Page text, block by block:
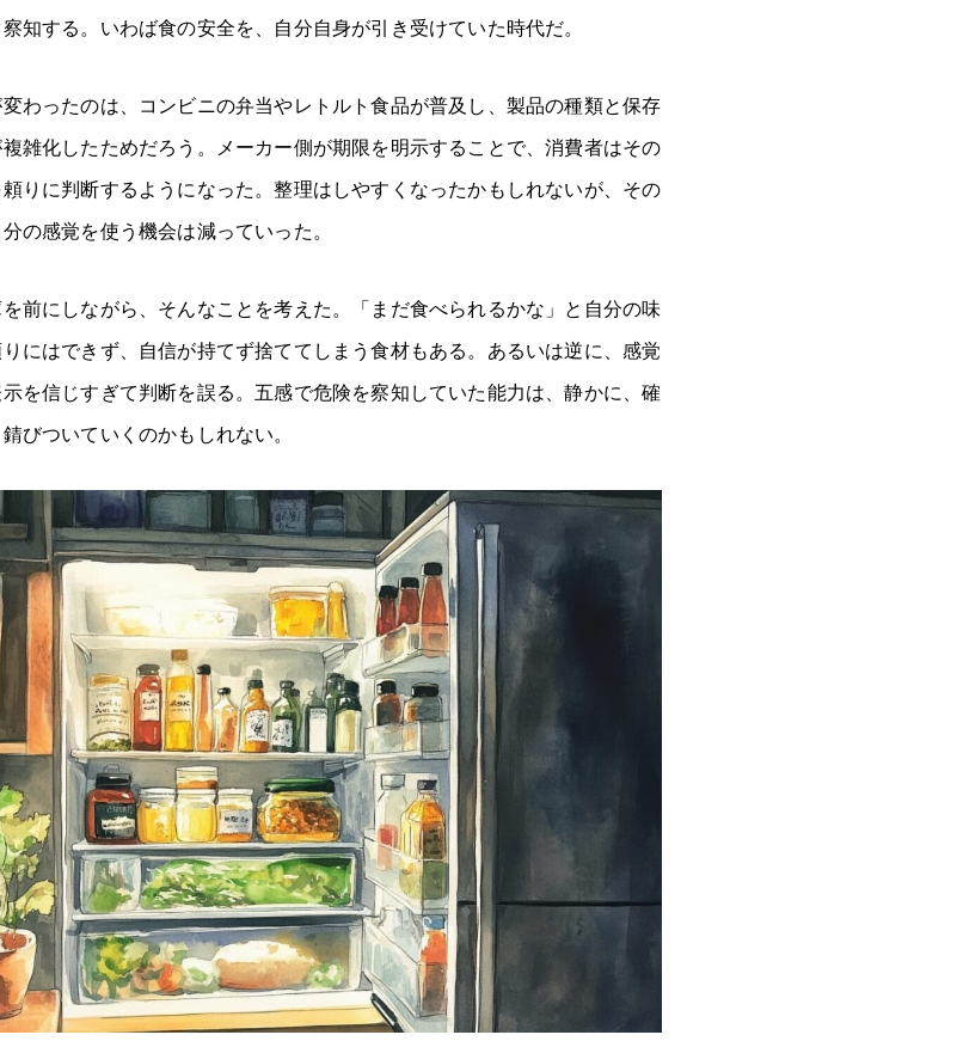
知する。いわば食の安全を、自分自身が引き受けていた時代だ。
わったのは、コンビニの弁当やレトルト食品が普及し、製品の種類と保存
雑化したためだろう。メーカー側が期限を明示することで、消費者はその
りに判断するようになった。整理はしやすくなったかもしれないが、その
の感覚を使う機会は減っていった。
前にしながら、そんなことを考えた。「まだ食べられるかな」と自分の味
にはできず、自信が持てず捨ててしまう食材もある。あるいは逆に、感覚
を信じすぎて判断を誤る。五感で危険を察知していた能力は、静かに、確
びついていくのかもしれない。